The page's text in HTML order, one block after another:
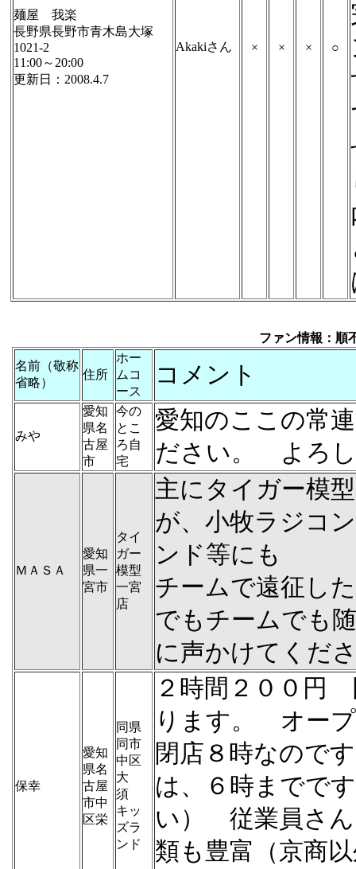
麺屋 我楽
長野県長野市青木島大塚
1021-2
11:00～20:00
更新日：2008.4.7
Akakiさん × × × ○
ファン情報：順
名前（敬称
省略）
住所
ホー
ムコ
ース
コメント
みや
愛知
県名
古屋
市
今の
とこ
ろ自
宅
愛知のここの常
ださい。 よろ
ＭＡＳＡ
愛知
県一
宮市
タイ
ガー
模型
一宮
店
主にタイガー模
が、小牧ラジコ
ンド等にも
チームで遠征し
でもチームでも
に声かけてくだ
保幸
愛知
県名
古屋
市中
区栄
同県
同市
中区
大
須
キッ
ズラ
ンド
２時間２００円
ります。 オー
閉店８時なので
は、６時までで
い） 従業員さ
類も豊富（京商